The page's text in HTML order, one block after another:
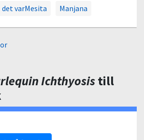
det varMesita Manjana
Ichthyosistill